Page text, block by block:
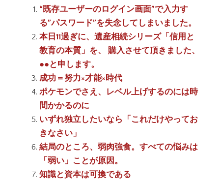
“既存ユーザーのログイン画面”で入力す
る”パスワード”を失念してしまいました。
本日11過ぎに、遺産相続シリーズ「信用と
教育の本質」を、 購入させて頂きました、
●●と申します。
成功＝努力×才能×時代
ポケモンでさえ、レベル上げするのには時
間かかるのに
いずれ独立したいなら「これだけやってお
きなさい」
結局のところ、弱肉強食。すべての悩みは
「弱い」ことが原因。
知識と資本は可換である